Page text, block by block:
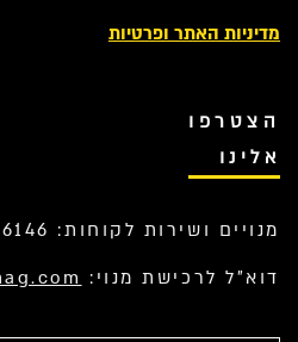
מדיניות האתר ופרטיות
הצטרפו
אלינו
מנויים ושירות לקוחות: 058-5416146
דוא”ל לרכישת מנוי: